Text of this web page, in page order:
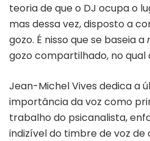
teoria de que o DJ ocupa o
mas dessa vez, disposto a
gozo. É nisso que se baseia a
gozo compartilhado, no qual
Jean-Michel Vives dedica a
importância da voz como
trabalho do psicanalista,
indizível do timbre de voz de